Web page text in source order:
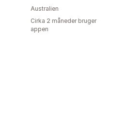
Australien
Cirka 2 måneder bruger
appen